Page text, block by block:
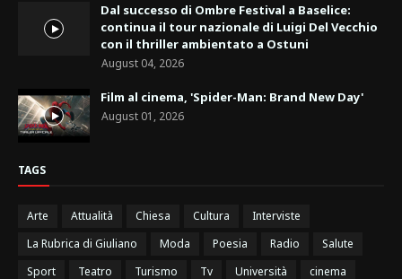
Dal successo di Ombre Festival a Baselice:
continua il tour nazionale di Luigi Del Vecchio
con il thriller ambientato a Ostuni
August 04, 2026
Film al cinema, 'Spider-Man: Brand New Day'
August 01, 2026
TAGS
Arte Attualità Chiesa Cultura
Interviste
La Rubrica di Giuliano
Moda Poesia Radio
Salute
Sport
Teatro Turismo Tv Università
cinema